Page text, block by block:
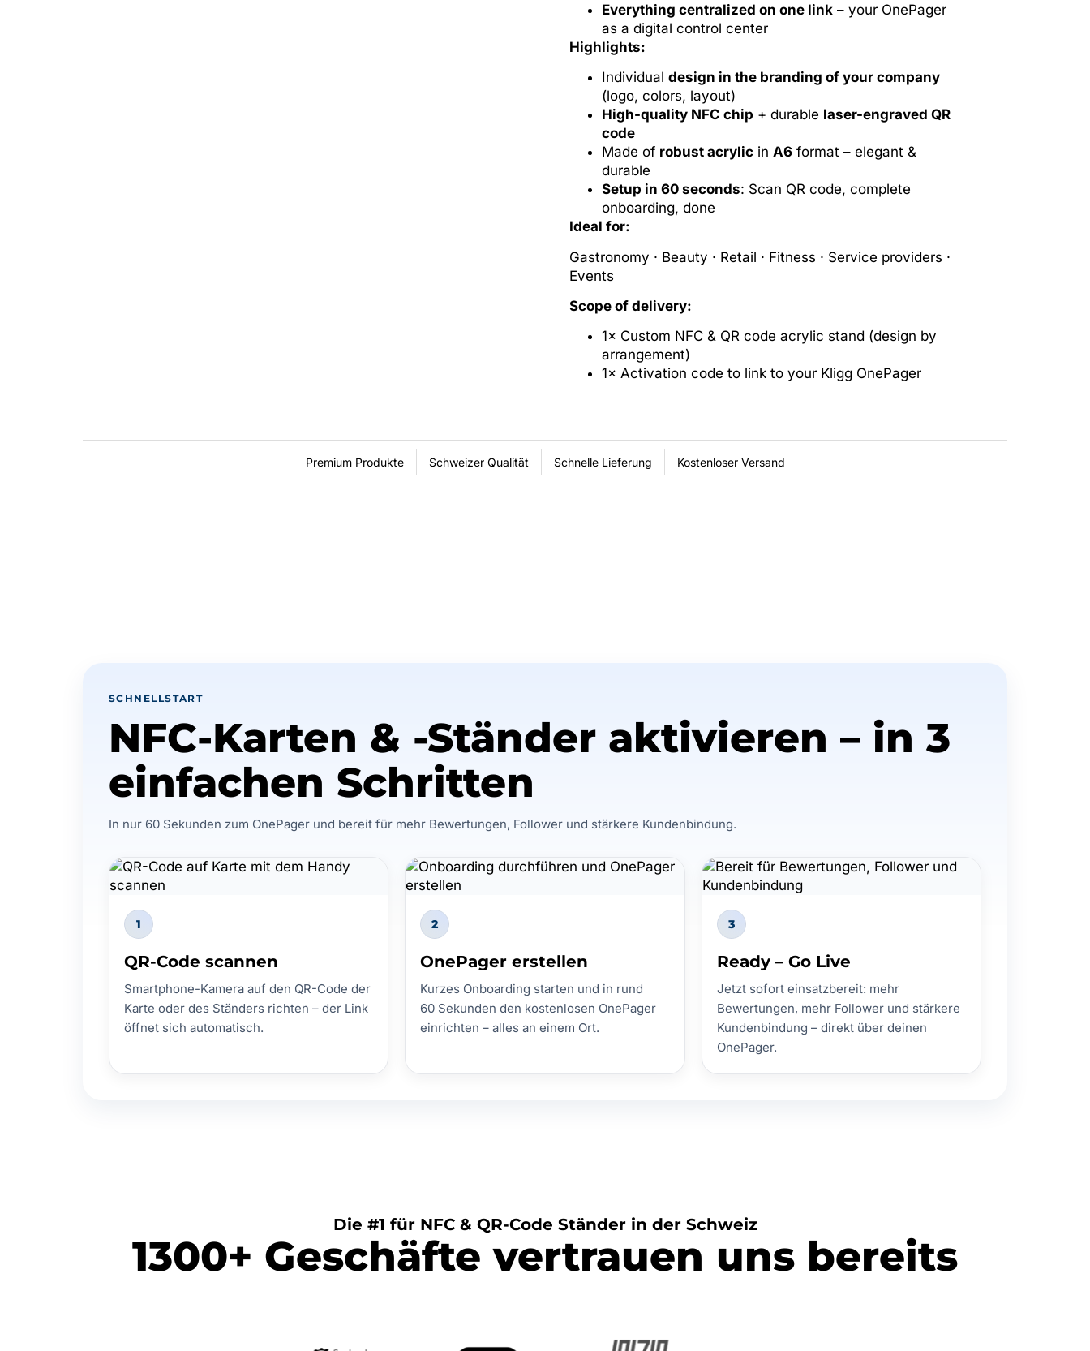
Everything centralized on one link – your OnePager
as a digital control center
Highlights:
Individual design in the branding of your company
(logo, colors, layout)
High-quality NFC chip + durable laser-engraved QR
code
Made of robust acrylic in A6 format – elegant &
durable
Setup in 60 seconds: Scan QR code, complete
onboarding, done
Ideal for:
Gastronomy · Beauty · Retail · Fitness · Service providers ·
Events
Scope of delivery:
1× Custom NFC & QR code acrylic stand (design by
arrangement)
1× Activation code to link to your Kligg OnePager
Premium Produkte Schweizer Qualität Schnelle Lieferung Kostenloser Versand
SCHNELLSTART
NFC-Karten & -Ständer aktivieren – in 3
einfachen Schritten
In nur 60 Sekunden zum OnePager und bereit für mehr Bewertungen, Follower und stärkere Kundenbindung.
1
QR-Code scannen
Smartphone-Kamera auf den QR-Code der
Karte oder des Ständers richten – der Link
öffnet sich automatisch.
2
OnePager erstellen
Kurzes Onboarding starten und in rund
60 Sekunden den kostenlosen OnePager
einrichten – alles an einem Ort.
3
Ready – Go Live
Jetzt sofort einsatzbereit: mehr
Bewertungen, mehr Follower und stärkere
Kundenbindung – direkt über deinen
OnePager.
Die #1 für NFC & QR-Code Ständer in der Schweiz
1300+ Geschäfte vertrauen uns bereits